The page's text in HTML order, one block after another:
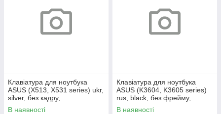
Клавіатура для ноутбука
ASUS (X513, X531 series) ukr,
silver, без кадру,
підсвічування клавіш
В наявності
Клавіатура для ноутбука
ASUS (K3604, K3605 series)
rus, black, без фрейму,
підсвічування клавіш
В наявності